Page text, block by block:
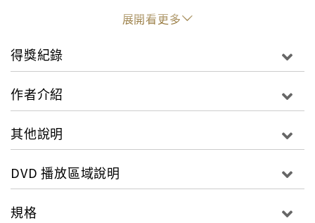
凱利也不惶多讓的滿街漫舞；被譽為法國新浪潮最
具原創性的導演賈克德米，繼獲金棕櫚獎的秋水伊
人後，再度以色彩繽紛，結合美式歌舞及法式浪漫
愛情，打造了這部影響樂來越愛你導演(Damien
Chazelle)達米恩查澤雷甚鉅的歌舞愛情喜劇。除
了美國二大舞王外，法國第一美女凱薩琳丹妮芙和
親姊姊弗朗索瓦多莉雅克，兩大美女分飾雙胞胎姐
妹花、載歌載舞更是本片亮點。但即將走紅的姊姊
多莉雅克卻在本片上映數月後死於一場車禍，是唯
一憾事。法國小鎮羅塞福將舉行一場嘉年華會，在
鎮上教授小朋友音樂舞蹈的漂亮雙胞胎姊妹花、金
展開看更多
得獎紀錄
作者介紹
其他說明
DVD 播放區域說明
規格